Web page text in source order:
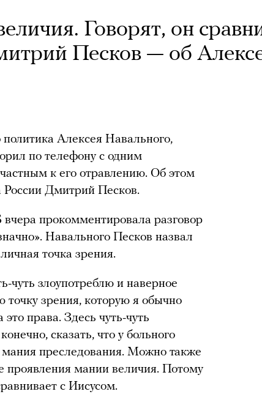
Говорят, он
Песков — об
Алексея Навального,
по телефону с одним
к его отравлению. Об этом
России Дмитрий Песков.
прокомментировала разговор
Навального Песков назвал
точка зрения.
чуть злоупотреблю и наверное
точку зрения, которую я обычно
права. Здесь чуть-чуть
сказать, что у больного
преследования. Можно также
проявления мании величия. Потому
с Иисусом.